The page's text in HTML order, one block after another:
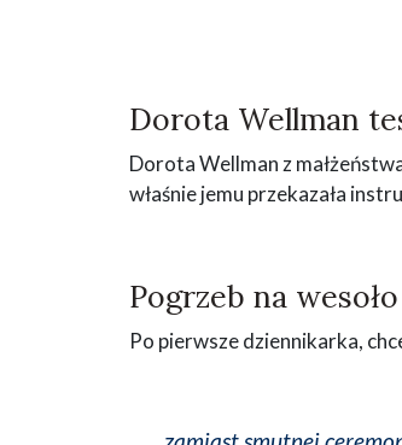
Dorota Wellman
Dorota Wellman z
właśnie jemu przekazała
Pogrzeb na wesoło
Po pierwsze dziennikarka,